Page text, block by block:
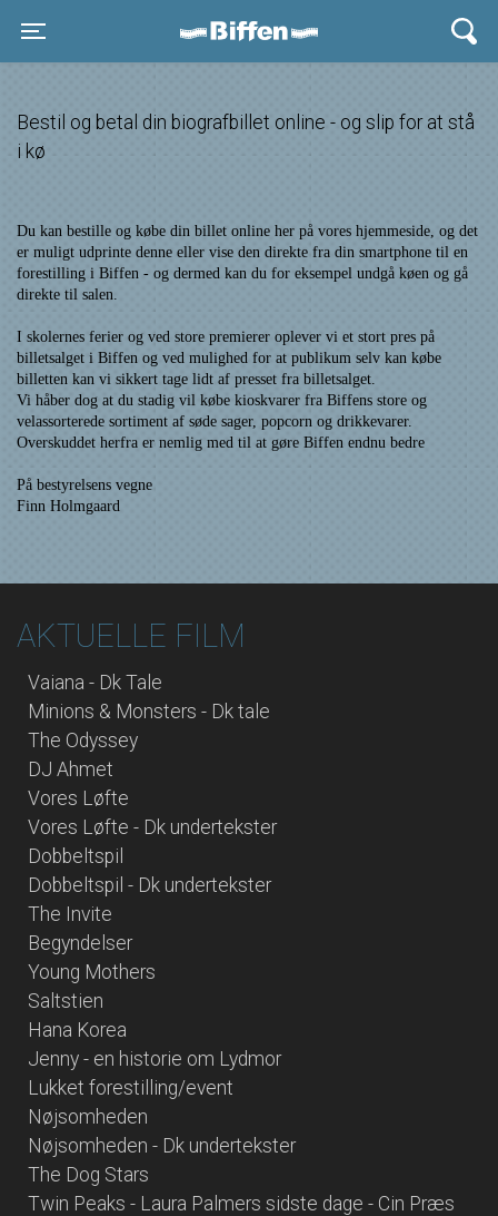
Biffen Odder
Bestil og betal din biografbillet online - og slip for at stå
i kø
Du kan bestille og købe din billet online her på vores hjemmeside, og det
er muligt udprinte denne eller vise den direkte fra din smartphone til en
forestilling i Biffen - og dermed kan du for eksempel undgå køen og gå
direkte til salen.
I skolernes ferier og ved store premierer oplever vi et stort pres på
billetsalget i Biffen og ved mulighed for at publikum selv kan købe
billetten kan vi sikkert tage lidt af presset fra billetsalget.
Vi håber dog at du stadig vil købe kioskvarer fra Biffens store og
velassorterede sortiment af søde sager, popcorn og drikkevarer.
Overskuddet herfra er nemlig med til at gøre Biffen endnu bedre
På bestyrelsens vegne
Finn Holmgaard
AKTUELLE FILM
Vaiana - Dk Tale
Minions & Monsters - Dk tale
The Odyssey
DJ Ahmet
Vores Løfte
Vores Løfte - Dk undertekster
Dobbeltspil
Dobbeltspil - Dk undertekster
The Invite
Begyndelser
Young Mothers
Saltstien
Hana Korea
Jenny - en historie om Lydmor
Lukket forestilling/event
Nøjsomheden
Nøjsomheden - Dk undertekster
The Dog Stars
Twin Peaks - Laura Palmers sidste dage - Cin Præs